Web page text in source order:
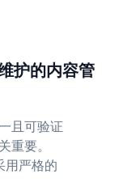
护的内容管
且可验证
要。
用严格的